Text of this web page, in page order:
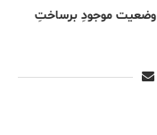
وضعیت موجودِ برساختِ